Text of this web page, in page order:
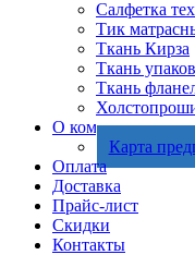
Салфетка
Тик
Ткань Кирза
Ткань
Ткань
О компании
Карта
Оплата
Доставка
Прайс-лист
Скидки
Контакты